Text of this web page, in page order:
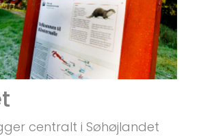
centralt i Søhøjlandet